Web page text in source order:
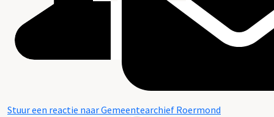
Stuur een reactie naar Gemeentearchief Roermond